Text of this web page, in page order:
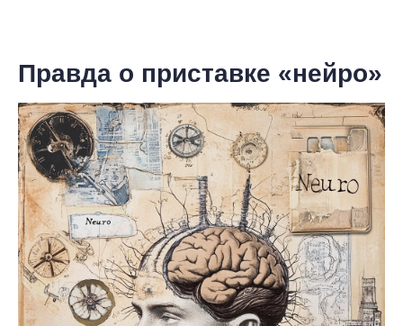
Правда о приставке «нейро»